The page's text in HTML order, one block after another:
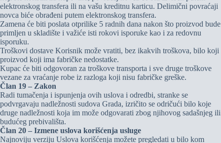
elektronskog transfera ili na vašu kreditnu karticu. Delimični povraćaji
novca biće obrađeni putem elektronskog transfera.
Zamena će biti poslata otprilike 5 radnih dana nakon što proizvod bude
primljen u skladište i važiće isti rokovi isporuke kao i za redovnu
isporuku.
Troškovi dostave Korisnik može vratiti, bez ikakvih troškova, bilo koji
proizvod koji ima fabričke nedostatke.
Kupac će biti odgovoran za troškove transporta i sve druge troškove
vezane za vraćanje robe iz razloga koji nisu fabričke greške.
Član 19 – Zakon
Radi tumačenja i ispunjenja ovih uslova i odredbi, stranke se
podvrgavaju nadležnosti sudova Grada, izričito se odričući bilo koje
druge nadležnosti koja im može odgovarati zbog njihovog sadašnjeg ili
budućeg prebivališta.
Član 20 – Izmene uslova korišćenja usluge
Najnoviju verziju Uslova korišćenja možete pregledati u bilo kom